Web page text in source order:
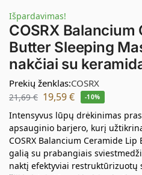
Išpardavimas!
COSRX Balancium
Butter Sleeping
nakčiai su
Prekių ženklas:COSRX
21,69€ 19,59€ -10%
Intensyvus lūpų drėkinimas
apsauginio barjero, kurį
COSRX Balancium Ceramide
galią su prabangiais
naktį efektyviai restruktūrizuotų